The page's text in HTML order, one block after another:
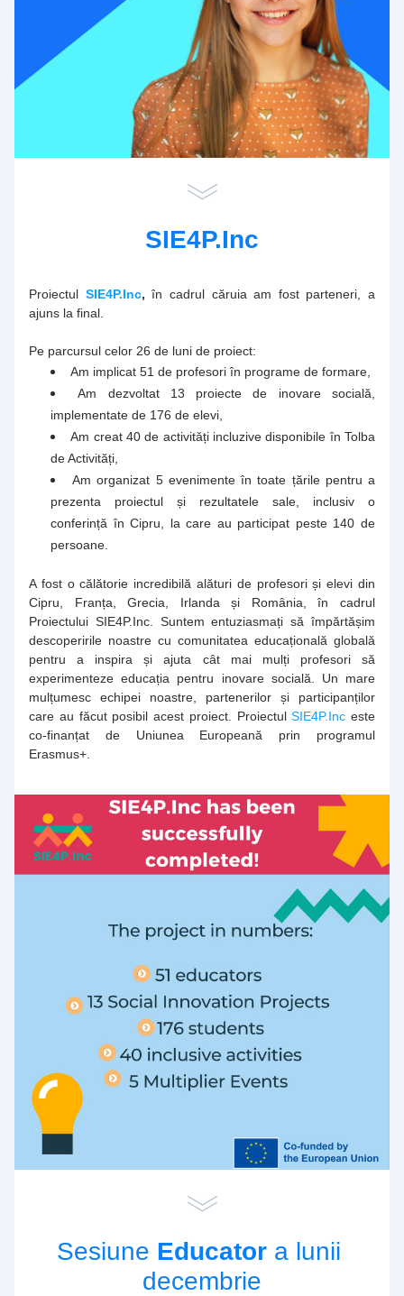
SIE4P.Inc
Proiectul SIE4P.Inc, în cadrul căruia am fost parteneri, a
ajuns la final.
Pe parcursul celor 26 de luni de proiect:
Am implicat 51 de profesori în programe de formare,
Am dezvoltat 13 proiecte de inovare socială,
implementate de 176 de elevi,
Am creat 40 de activități incluzive disponibile în Tolba
de Activități,
Am organizat 5 evenimente în toate țările pentru a
prezenta proiectul și rezultatele sale, inclusiv o
conferință în Cipru, la care au participat peste 140 de
persoane.
A fost o călătorie incredibilă alături de profesori și elevi din
Cipru, Franța, Grecia, Irlanda și România, în cadrul
Proiectului SIE4P.Inc. Suntem entuziasmați să împărtășim
descoperirile noastre cu comunitatea educațională globală
pentru a inspira și ajuta cât mai mulți profesori să
experimenteze educația pentru inovare socială. Un mare
mulțumesc echipei noastre, partenerilor și participanților
care au făcut posibil acest proiect. Proiectul SIE4P.Inc este
co-finanțat de Uniunea Europeană prin programul
Erasmus+.
Sesiune Educator a lunii
decembrie